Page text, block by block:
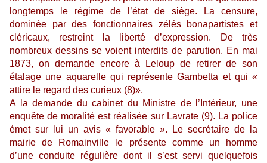
longtemps le régime de l’état de siège. La censure,
dominée par des fonctionnaires zélés bonapartistes et
cléricaux, restreint la liberté d’expression. De très
nombreux dessins se voient interdits de parution. En mai
1873, on demande encore à Leloup de retirer de son
étalage une aquarelle qui représente Gambetta et qui «
attire le regard des curieux (8)».
A la demande du cabinet du Ministre de l’Intérieur, une
enquête de moralité est réalisée sur Lavrate (9). La police
émet sur lui un avis « favorable ». Le secrétaire de la
mairie de Romainville le présente comme un homme
d’une conduite régulière dont il s’est servi quelquefois